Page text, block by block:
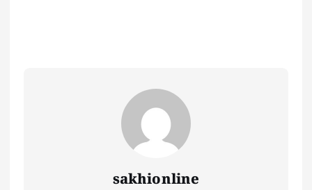
sakhionline